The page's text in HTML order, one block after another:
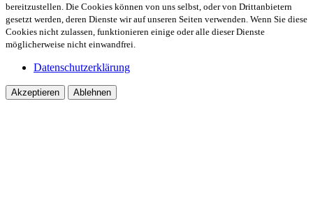
bereitzustellen. Die Cookies können von uns selbst, oder von Drittanbietern
gesetzt werden, deren Dienste wir auf unseren Seiten verwenden. Wenn Sie diese
Cookies nicht zulassen, funktionieren einige oder alle dieser Dienste
möglicherweise nicht einwandfrei.
Datenschutzerklärung
Akzeptieren Ablehnen